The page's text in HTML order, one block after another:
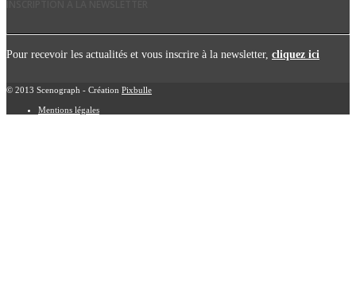
Pour recevoir les actualités et vous inscrire à la newsletter, cliquez ici
© 2013 Scenograph - Création Pixbulle
Mentions légales